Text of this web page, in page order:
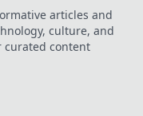
articles and
culture, and
curated content